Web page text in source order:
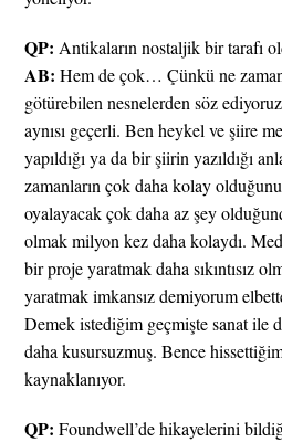
QP: Antikaların nostaljik bir tarafı
AB: Hem de çok… Çünkü ne
götürebilen nesnelerden söz
aynısı geçerli. Ben heykel ve şiire
yapıldığı ya da bir şiirin yazıldığı
zamanların çok daha kolay
oyalayacak çok daha az şey
olmak milyon kez daha kolaydı.
bir proje yaratmak daha sıkıntısız
yaratmak imkansız demiyorum
Demek istediğim geçmişte sanat ile
daha kusursuzmuş. Bence
kaynaklanıyor.
QP: Foundwell’de hikayelerini